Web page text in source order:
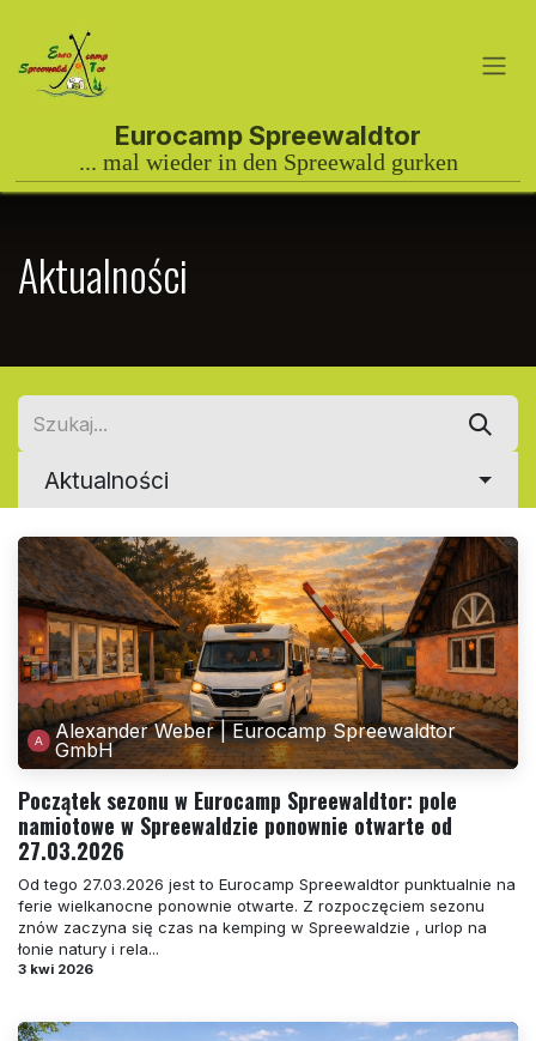
Aktualności
Aktualności
Alexander Weber | Eurocamp Spreewaldtor
GmbH
Początek sezonu w Eurocamp Spreewaldtor: pole
namiotowe w Spreewaldzie ponownie otwarte od
27.03.2026
Od tego 27.03.2026 jest to Eurocamp Spreewaldtor punktualnie na
ferie wielkanocne ponownie otwarte. Z rozpoczęciem sezonu
znów zaczyna się czas na kemping w Spreewaldzie , urlop na
łonie natury i rela...
3 kwi 2026